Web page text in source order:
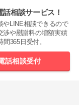
相談サービス！
やLINE相談できるので
渉や慰謝料の増額実績
365日受付。
話相談受付